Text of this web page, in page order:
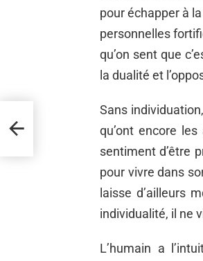
pour échapper à
personnelles
qu’on sent que
la dualité et
Sans
qu’ont encore
sentiment d’être
pour vivre dans
laisse d’ailleurs
individualité, il ne
L’humain a
de